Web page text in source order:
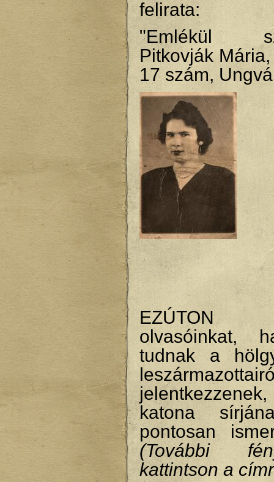
felirata:
"Emlékül
Pitkovják
17 szám,
EZÚTON
olvasóinkat,
tudnak a
katona
pontosan
(További
kattintson a